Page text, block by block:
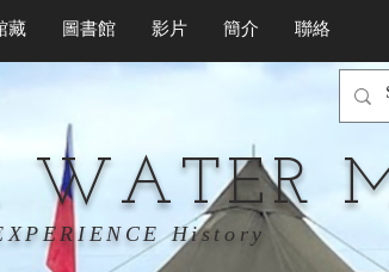
藏 圖書館 影片 簡介 聯絡
WATER
History